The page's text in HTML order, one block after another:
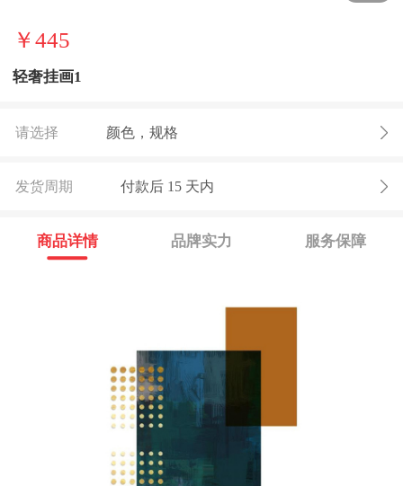
￥445
轻奢挂画1
请选择 颜色，规格
发货周期 付款后 15 天内
商品详情 品牌实力 服务保障